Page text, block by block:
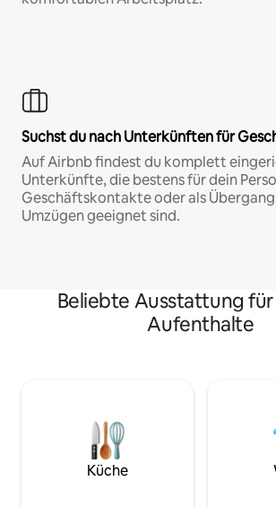
Suchst du nach Unterkünften für
Auf Airbnb findest du komplett
Unterkünfte, die bestens für dein
Geschäftskontakte oder als
Umzügen geeignet sind.
Beliebte Ausstattung
Aufenthalte
Küche